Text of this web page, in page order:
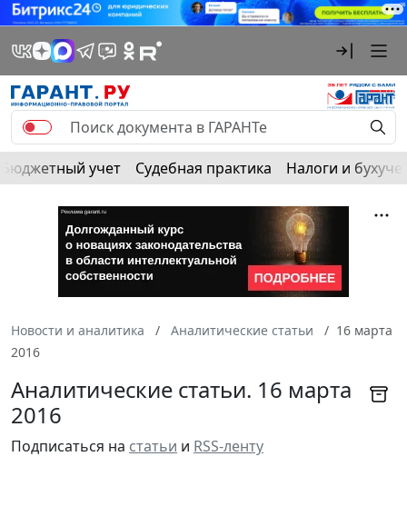
Бюджетный учет Судебная практика Налоги и
Новости и аналитика Аналитические статьи
16 марта
2016
Аналитические статьи. 16 марта
2016
Подписаться на статьи и RSS-ленту